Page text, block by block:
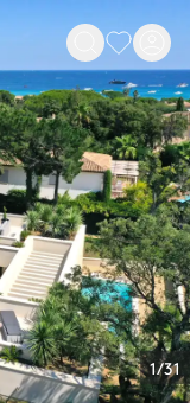
1/31